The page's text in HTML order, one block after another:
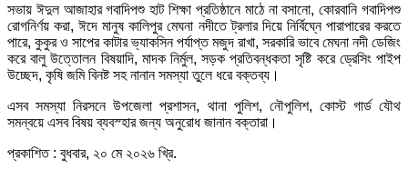
সভায় ঈদুল আজাহার গবাদিপশু হাট শিক্ষা প্রতিষ্ঠানে মাঠে না বসানো, কোরবানি গবাদিপশু
রোগনির্ণয় করা, ঈদে মানুষ কালিপুর মেঘনা নদীতে ট্রলার দিয়ে নির্বিঘ্নে পারাপারের করতে
পারে, কুকুর ও সাপের কাটার ভ্যাকসিন পর্যাপ্ত মজুদ রাখা, সরকারি ভাবে মেঘনা নদী ডেজিং
করে বালু উত্তোলন বিষয়াদি, মাদক নির্মুল, সড়ক প্রতিবন্ধকতা সৃষ্টি করে ড্রেসিং পাইপ
উচ্ছেদ, কৃষি জমি বিনষ্ট সহ নানান সমস্যা তুলে ধরে বক্তব্য।
এসব সমস্যা নিরসনে উপজেলা প্রশাসন, থানা পুলিশ, নৌপুলিশ, কোস্ট গার্ড যৌথ
সমন্বয়ে এসব বিষয় ব্যবস্হার জন্য অনুরোধ জানান বক্তারা।
প্রকাশিত : বুধবার, ২০ মে ২০২৬ খ্রি.